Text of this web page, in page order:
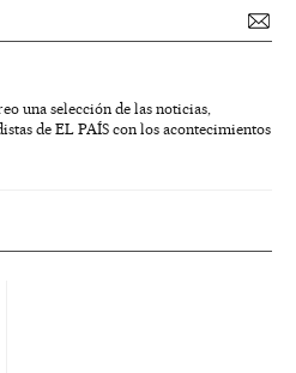
una selección de las noticias,
de EL PAÍS con los acontecimientos